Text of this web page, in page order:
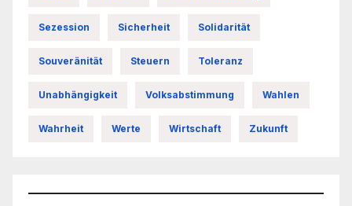
Sezession Sicherheit Solidarität
Souveränität Steuern Toleranz
Unabhängigkeit Volksabstimmung Wahlen
Wahrheit Werte Wirtschaft Zukunft